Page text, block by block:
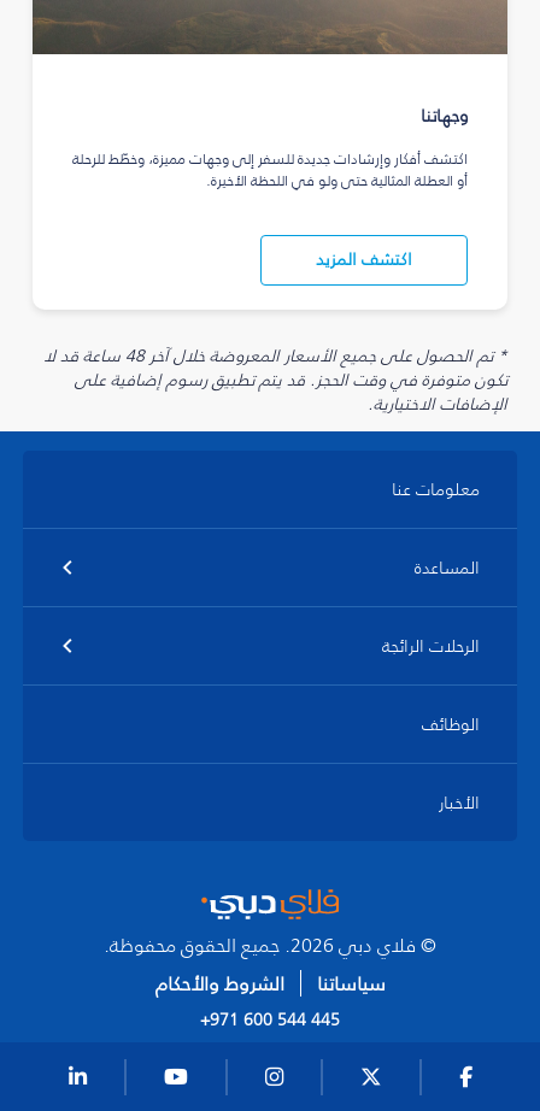
وجهاتنا
اكتشف أفكار وإرشادات جديدة للسفر إلى وجهات مميزة، وخطّط للرحلة
أو العطلة المثالية حتى ولو في اللحظة الأخيرة.
اكتشف المزيد
* تم الحصول على جميع الأسعار المعروضة خلال آخر 48 ساعة قد لا
تكون متوفرة في وقت الحجز. قد يتم تطبيق رسوم إضافية على
الإضافات الاختيارية.
معلومات عنا
المساعدة
الرحلات الرائجة
الوظائف
الأخبار
© فلاي دبي 2026. جميع الحقوق محفوظة.
سياساتنا
الشروط والأحكام
+971 600 544 445